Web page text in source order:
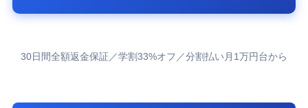
30日間全額返金保証／学割33%オフ／分割払い月1万円台から